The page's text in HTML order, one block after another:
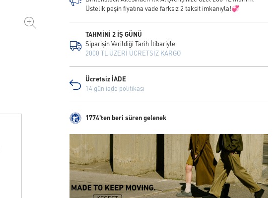
Üstelik peşin fiyatına vade farksız 2 taksit imkanıyla!💞
TAHMİNİ 2 İŞ GÜNÜ
Siparişin Verildiği Tarih İtibariyle
2000 TL ÜZERİ ÜCRETSİZ KARGO
Ücretsiz İADE
14 gün iade politikası
1774'ten beri süren gelenek